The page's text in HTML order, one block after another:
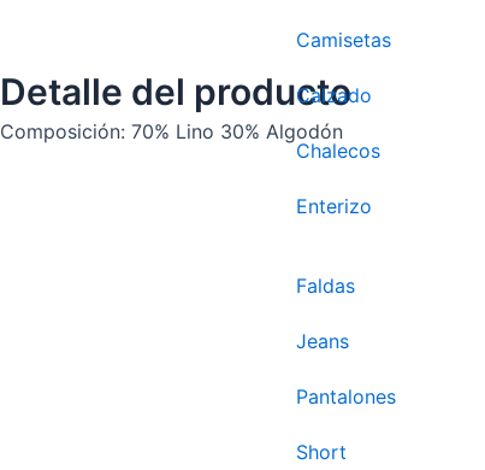
Camisetas
Calzado
Chalecos
Enterizo
Faldas
Jeans
Pantalones
Short
Detalle del producto
Composición: 70% Lino 30% Algodón